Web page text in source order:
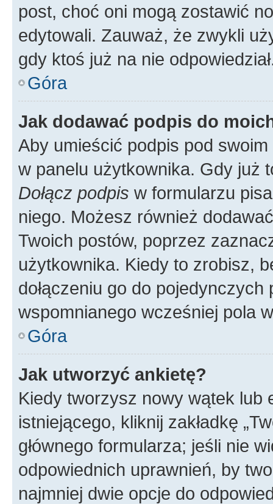
post, choć oni mogą zostawić
edytowali. Zauważ, że zwykli
gdy ktoś już na nie
Góra
Jak dodawać podpis do
Aby umieścić podpis pod
w panelu użytkownika. Gdy już
Dołącz podpis w formularzu
niego. Możesz również
Twoich postów, poprzez
użytkownika. Kiedy to zrobisz,
dołączeniu go do
wspomnianego wcześniej pola
Góra
Jak utworzyć ankietę?
Kiedy tworzysz nowy wątek lub
istniejącego, kliknij zakładkę
głównego formularza; jeśli nie
odpowiednich uprawnień, by
najmniej dwie opcje do